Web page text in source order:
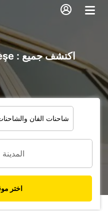
شاحنات الفان
اختر